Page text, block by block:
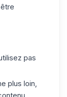
être
pas
plus loin,